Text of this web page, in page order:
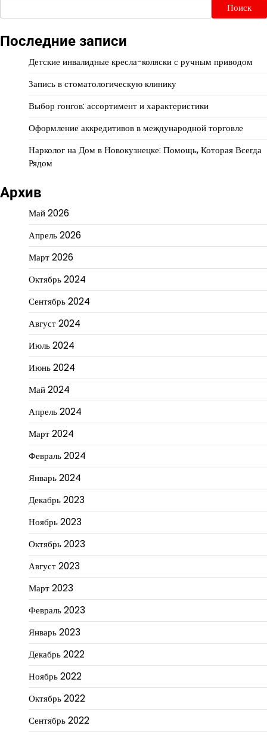
Поиск
Последние записи
Детские инвалидные кресла-коляски с ручным приводом
Запись в стоматологическую клинику
Выбор гонгов: ассортимент и характеристики
Оформление аккредитивов в международной торговле
Нарколог на Дом в Новокузнецке: Помощь, Которая Всегда
Рядом
Архив
Май 2026
Апрель 2026
Март 2026
Октябрь 2024
Сентябрь 2024
Август 2024
Июль 2024
Июнь 2024
Май 2024
Апрель 2024
Март 2024
Февраль 2024
Январь 2024
Декабрь 2023
Ноябрь 2023
Октябрь 2023
Август 2023
Март 2023
Февраль 2023
Январь 2023
Декабрь 2022
Ноябрь 2022
Октябрь 2022
Сентябрь 2022